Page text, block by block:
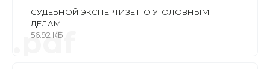
СУДЕБНОЙ ЭКСПЕРТИЗЕ ПО УГОЛОВНЫМ
ДЕЛАМ
56.92 КБ
.pdf